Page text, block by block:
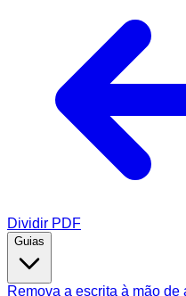
Dividir PDF
Guias
Remova a escrita à mão